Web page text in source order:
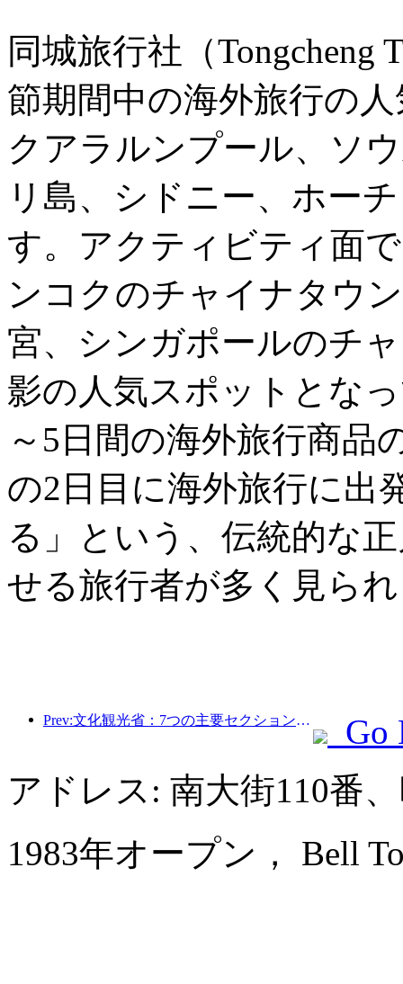
同城旅行社（
節期間中の海外旅行の
クアラルンプール、ソ
リ島、シドニー、ホー
す。アクティビティ面
ンコクのチャイナタウ
宮、シンガポールのチ
影の人気スポットとな
～5日間の海外旅行商品
の2日目に海外旅行に出
る」という、伝統的な
せる旅行者が多く見ら
Prev:文化観光省：7つの主要セクションで22のテーマ別活動を開始
Go
アドレス: 南大街110番
1983年オープン， Bell